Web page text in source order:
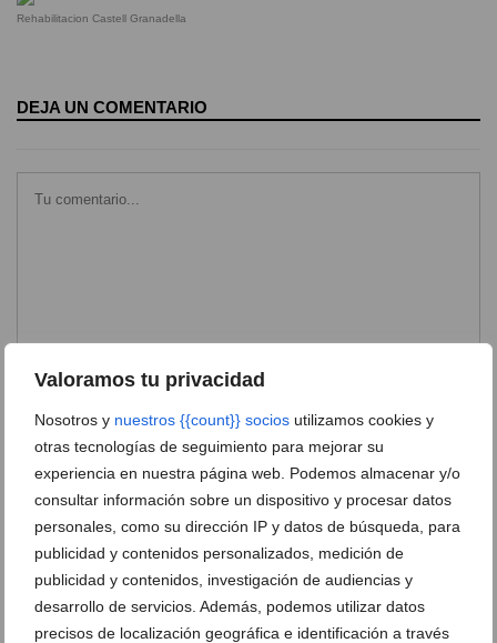
Valoramos tu privacidad
Nosotros y nuestros {{count}} socios utilizamos cookies y
otras tecnologías de seguimiento para mejorar su
experiencia en nuestra página web. Podemos almacenar y/o
consultar información sobre un dispositivo y procesar datos
personales, como su dirección IP y datos de búsqueda, para
publicidad y contenidos personalizados, medición de
publicidad y contenidos, investigación de audiencias y
desarrollo de servicios. Además, podemos utilizar datos
precisos de localización geográfica e identificación a través
Rehabilitacion Castell Granadella
DEJA UN COMENTARIO